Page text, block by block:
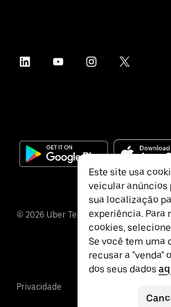
© 2026 Uber Technologies Inc.
Privacidade
Este site usa
veicular anúncios
sua localização
experiência. Para
cookies,
Se você tem uma
recusar a "venda"
dos seus dados